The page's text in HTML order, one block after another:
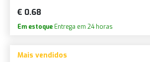
€ 0.68
Em estoque Entrega em 24 horas
Mais vendidos